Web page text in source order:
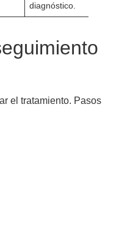
diagnóstico.
el tratamiento. Pasos